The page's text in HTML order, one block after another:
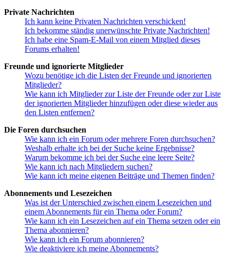
Private Nachrichten
Ich kann keine Privaten Nachrichten verschicken!
Ich bekomme ständig unerwünschte Private Nachrichten!
Ich habe eine Spam-E-Mail von einem Mitglied dieses
Forums erhalten!
Freunde und ignorierte Mitglieder
Wozu benötige ich die Listen der Freunde und ignorierten
Mitglieder?
Wie kann ich Mitglieder zur Liste der Freunde oder zur Liste
der ignorierten Mitglieder hinzufügen oder diese wieder aus
den Listen entfernen?
Die Foren durchsuchen
Wie kann ich ein Forum oder mehrere Foren durchsuchen?
Weshalb erhalte ich bei der Suche keine Ergebnisse?
Warum bekomme ich bei der Suche eine leere Seite?
Wie kann ich nach Mitgliedern suchen?
Wie kann ich meine eigenen Beiträge und Themen finden?
Abonnements und Lesezeichen
Was ist der Unterschied zwischen einem Lesezeichen und
einem Abonnements für ein Thema oder Forum?
Wie kann ich ein Lesezeichen auf ein Thema setzen oder ein
Thema abonnieren?
Wie kann ich ein Forum abonnieren?
Wie deaktiviere ich meine Abonnements?